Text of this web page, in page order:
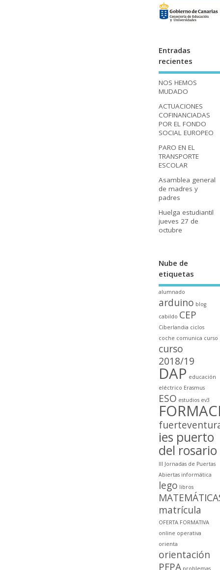
Entradas
recientes
NOS HEMOS
MUDADO
ACTUACIONES
COFINANCIADAS
POR EL FONDO
SOCIAL EUROPEO
PARO EN EL
TRANSPORTE
ESCOLAR
Asamblea general
de madres y
padres
Huelga estudiantil
jueves 27 de
octubre
Nube de
etiquetas
alumnado
arduino blog
cabildo CEP
Ciberlandia ciclos
coche comunica curso
curso
2018/19
DAP educación
eléctrico Erasmus
ESO estudios ev3
ies puerto
del rosario
III Jornadas de Puertas
Abiertas informática
lego libros
matrícula
OFERTA FORMATIVA
online operativa
orienta
orientación
PFPA